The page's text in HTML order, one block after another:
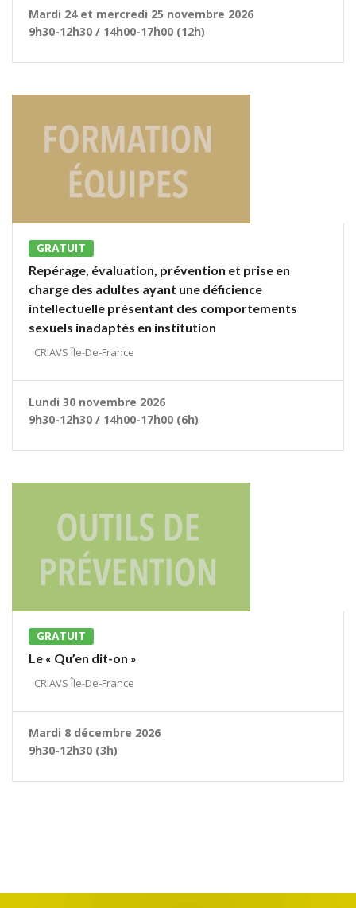
Mardi 24 et mercredi 25 novembre 2026
9h30-12h30 / 14h00-17h00 (12h)
GRATUIT
Repérage, évaluation, prévention et prise en
charge des adultes ayant une déficience
intellectuelle présentant des comportements
sexuels inadaptés en institution
CRIAVS Île-De-France
Lundi 30 novembre 2026
9h30-12h30 / 14h00-17h00 (6h)
GRATUIT
Le « Qu’en dit-on »
CRIAVS Île-De-France
Mardi 8 décembre 2026
9h30-12h30 (3h)